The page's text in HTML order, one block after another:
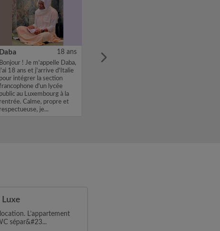
Daba 18 ans
Bonjour ! Je m'appelle Daba,
j'ai 18 ans et j'arrive d'Italie
pour intégrer la section
d'un lycée
public au Luxembourg à la
rentrée. Calme, propre et
respectueuse, je...
Luxe
L’appartement
sépar&#23...